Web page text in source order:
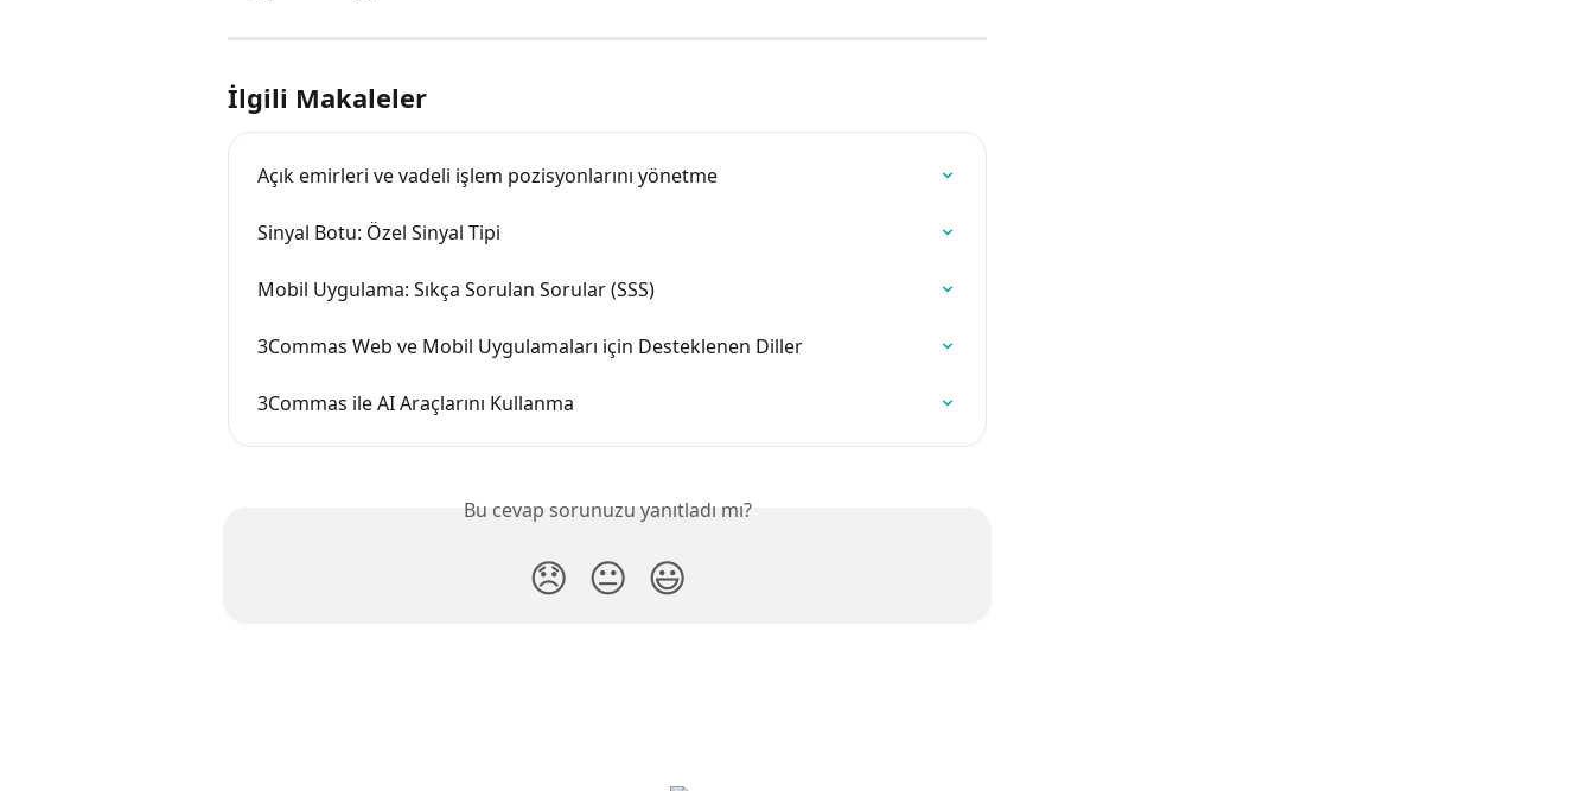
İlgili Makaleler
Açık emirleri ve vadeli işlem pozisyonlarını yönetme
Sinyal Botu: Özel Sinyal Tipi
Mobil Uygulama: Sıkça Sorulan Sorular (SSS)
3Commas Web ve Mobil Uygulamaları için Desteklenen Diller
3Commas ile AI Araçlarını Kullanma
Bu cevap sorunuzu yanıtladı mı?
😞 😐 😃